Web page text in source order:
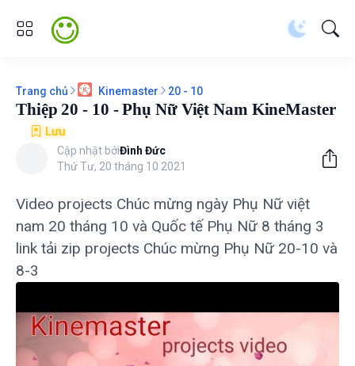
Trang chủ Kinemaster 20 - 10
Thiệp 20 - 10 - Phụ Nữ Việt Nam KineMaster
Lưu
Cập nhật bởiĐình Đức
Thứ Tư, 20 tháng 10 2021
Video projects Chúc mừng ngày Phụ Nữ việt
nam 20 tháng 10 và Quốc tế Phụ Nữ 8 tháng 3
link tải zip projects Chúc mừng Phụ Nữ 20-10 và
8-3